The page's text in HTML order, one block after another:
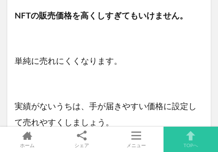
NFTの販売価格を高くしすぎてもいけません。
単純に売れにくくなります。
実績がないうちは、手が届きやすい価格に設定し
て売れやすくしましょう。
ホーム シェア メニュー TOPへ